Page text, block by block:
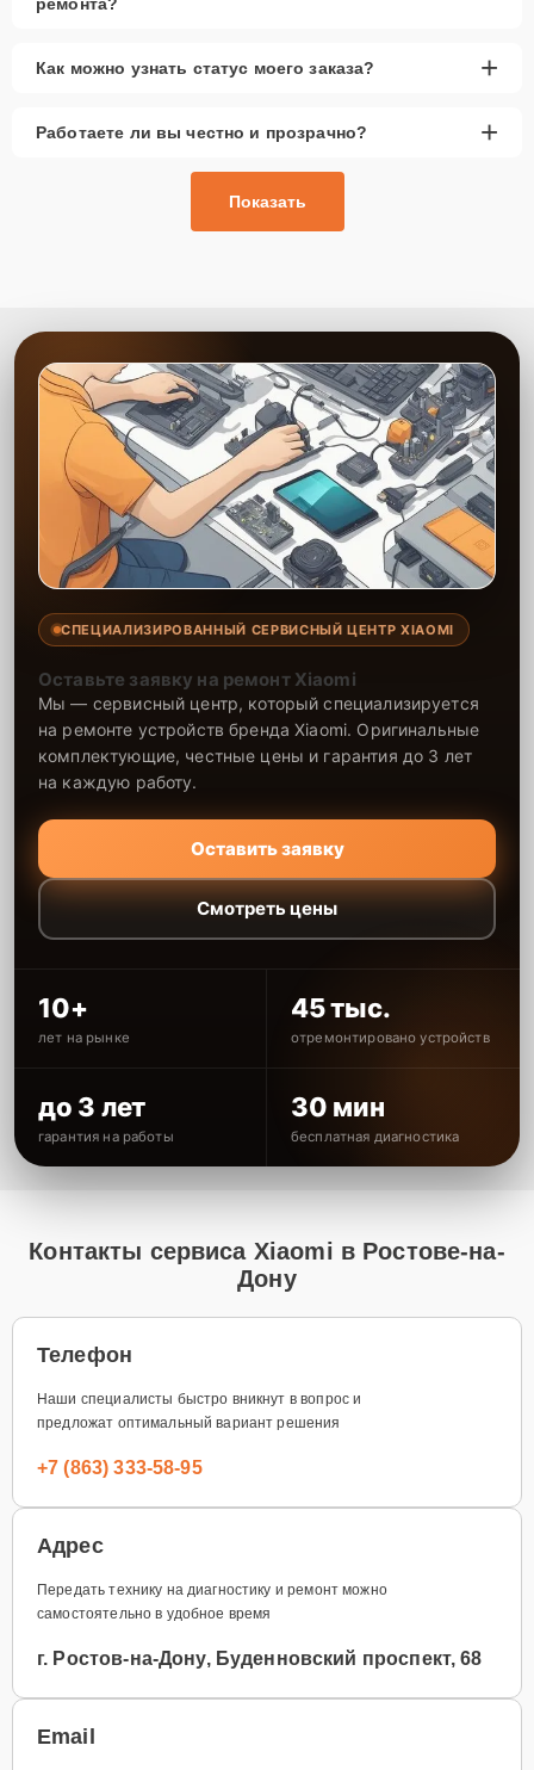
Как можно узнать статус моего заказа? +
Работаете ли вы честно и прозрачно? +
Показать
СПЕЦИАЛИЗИРОВАННЫЙ СЕРВИСНЫЙ ЦЕНТР XIAOMI
Оставьте заявку на ремонт Xiaomi
Мы — сервисный центр, который специализируется
на ремонте устройств бренда Xiaomi. Оригинальные
комплектующие, честные цены и гарантия до 3 лет
на каждую работу.
Оставить заявку
Смотреть цены
10+
лет на рынке
45 тыс.
отремонтировано устройств
до 3 лет
гарантия на работы
30 мин
бесплатная диагностика
Контакты сервиса Xiaomi в Ростове-на-
Дону
Телефон
Наши специалисты быстро вникнут в вопрос и
предложат оптимальный вариант решения
+7 (863) 333-58-95
Адрес
Передать технику на диагностику и ремонт можно
самостоятельно в удобное время
г. Ростов-на-Дону, Буденновский проспект, 68
Email